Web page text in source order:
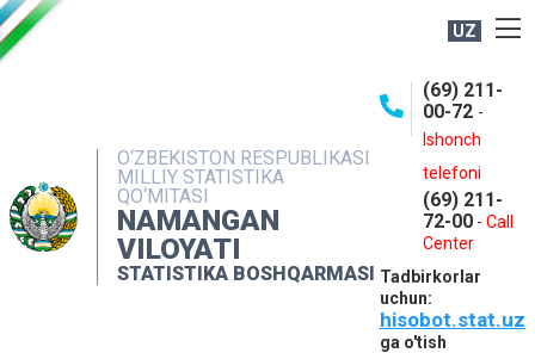
UZ
O‘ZBEKISTON RESPUBLIKASI
MILLIY STATISTIKA
QO‘MITASI
NAMANGAN
VILOYATI
STATISTIKA BOSHQARMASI
(69) 211-
00-72 -
Ishonch
telefoni
(69) 211-
72-00 - Call
Center
Tadbirkorlar
uchun:
hisobot.stat.uz
ga o'tish
NASHRLAR
INTERAKTIV XIZMATLAR
MATBUOT XIZMATI
MUROJAATLAR